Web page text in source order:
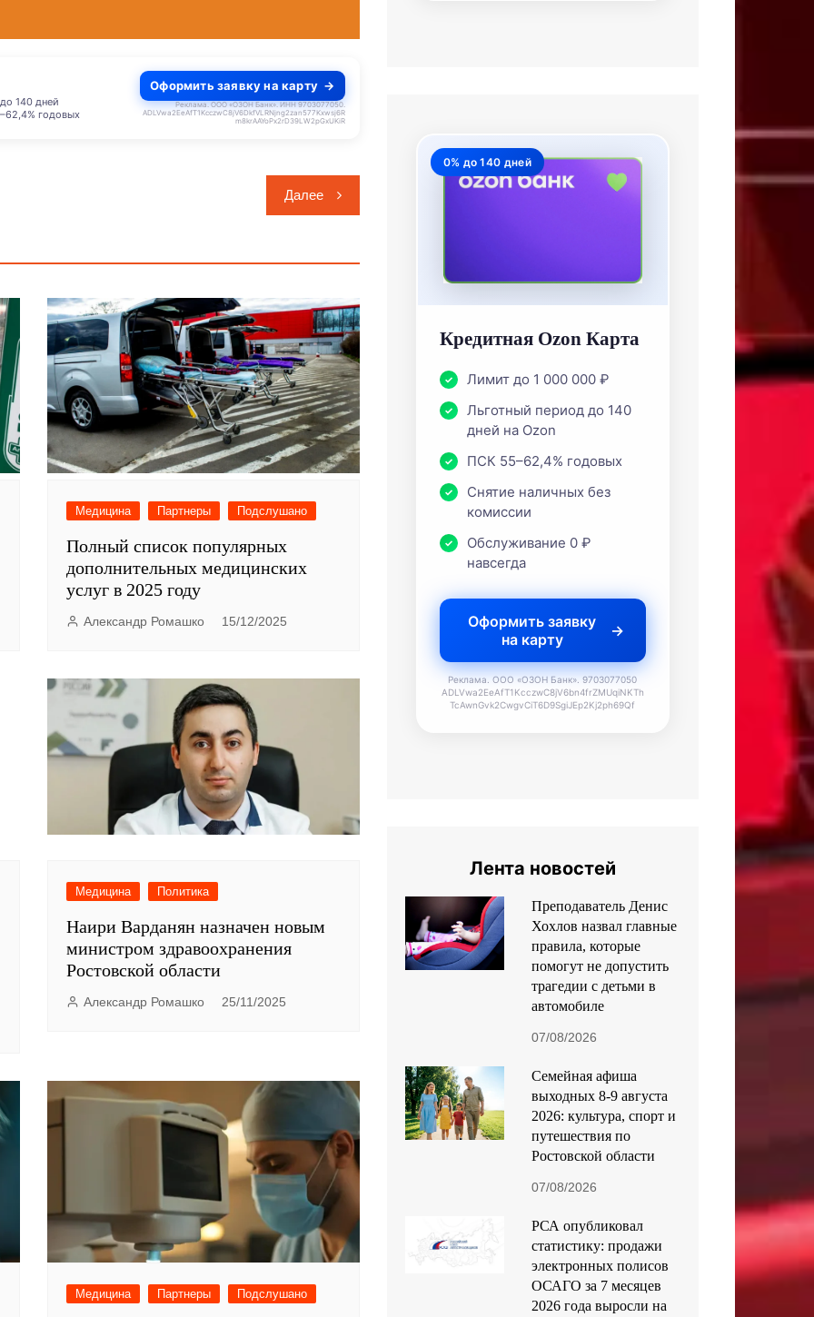
140 дней
годовых
Оформить заявку на карту
Реклама. ООО «ОЗОН Банк». ИНН 9703077050.
ADLVwa2EeAfT1KcczwC8jV6DkfVLRNjng2zan577Kxwsj6R
m8krAAYoPx2rD39LW2pGxUKiR
Далее
Медицина Партнеры Подслушано
Полный список популярных
дополнительных медицинских
услуг в 2025 году
Александр Ромашко 15/12/2025
Медицина Политика
Наири Варданян назначен новым
министром здравоохранения
Ростовской области
Александр Ромашко 25/11/2025
Медицина Партнеры Подслушано
0% до 140 дней
Кредитная Ozon Карта
Лимит до 1 000 000 ₽
Льготный период до 140
дней на Ozon
ПСК 55–62,4% годовых
Снятие наличных без
комиссии
Обслуживание 0 ₽
навсегда
Оформить заявку
на карту
Реклама. ООО «ОЗОН Банк». 9703077050
ADLVwa2EeAfT1KcczwC8jV6bn4frZMUqiNKTh
TcAwnGvk2CwgvCiT6D9SgiJEp2Kj2ph69Qf
Лента новостей
Преподаватель Денис
Хохлов назвал главные
правила, которые
помогут не допустить
трагедии с детьми в
автомобиле
07/08/2026
Семейная афиша
выходных 8-9 августа
2026: культура, спорт и
путешествия по
Ростовской области
07/08/2026
РСА опубликовал
статистику: продажи
электронных полисов
ОСАГО за 7 месяцев
2026 года выросли на